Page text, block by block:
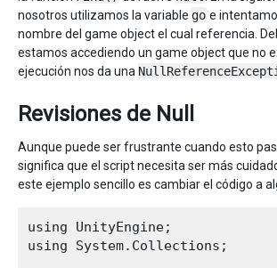
nosotros utilizamos la variable go e
nombre del game object el cual referencia.
estamos accediendo un game object que no
ejecución nos da una
Revisiones de Null
Aunque puede ser frustrante cuando esto
significa que el script necesita ser más
este ejemplo sencillo es cambiar el código a
using UnityEngine;
using System.Collections;